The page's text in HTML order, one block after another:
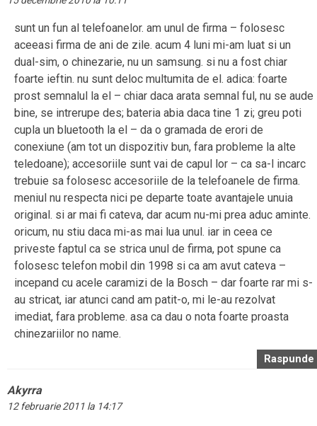
sunt un fun al telefoanelor. am unul de firma – folosesc
aceeasi firma de ani de zile. acum 4 luni mi-am luat si un
dual-sim, o chinezarie, nu un samsung. si nu a fost chiar
foarte ieftin. nu sunt deloc multumita de el. adica: foarte
prost semnalul la el – chiar daca arata semnal ful, nu se aude
bine, se intrerupe des; bateria abia daca tine 1 zi; greu poti
cupla un bluetooth la el – da o gramada de erori de
conexiune (am tot un dispozitiv bun, fara probleme la alte
teledoane); accesoriile sunt vai de capul lor – ca sa-l incarc
trebuie sa folosesc accesoriile de la telefoanele de firma.
meniul nu respecta nici pe departe toate avantajele unuia
original. si ar mai fi cateva, dar acum nu-mi prea aduc aminte.
oricum, nu stiu daca mi-as mai lua unul. iar in ceea ce
priveste faptul ca se strica unul de firma, pot spune ca
folosesc telefon mobil din 1998 si ca am avut cateva –
incepand cu acele caramizi de la Bosch – dar foarte rar mi s-
au stricat, iar atunci cand am patit-o, mi le-au rezolvat
imediat, fara probleme. asa ca dau o nota foarte proasta
chinezariilor no name.
Raspunde
Akyrra
12 februarie 2011 la 14:17